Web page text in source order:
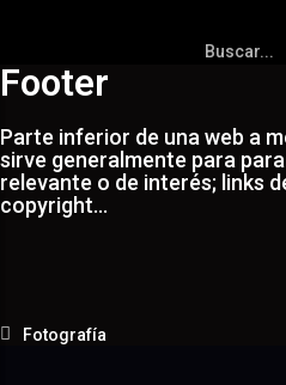
Footer
Parte inferior de una web a
sirve generalmente para
relevante o de interés; links
copyright…
Fotografía